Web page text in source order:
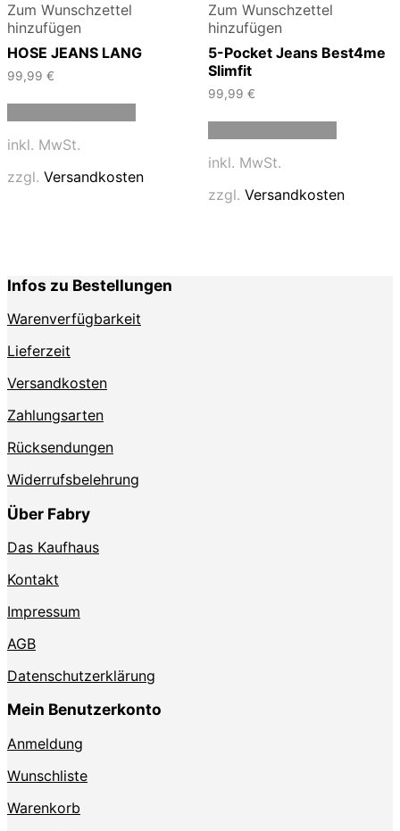
Zum Wunschzettel
hinzufügen
HOSE JEANS LANG
99,99 €
auf.
Produktseite
gewählt
werden
inkl. MwSt.
zzgl. Versandkosten
Zum Wunschzettel
hinzufügen
5-Pocket Jeans Best4me
Slimfit
99,99 €
auf.
inkl. MwSt.
zzgl. Versandkosten
Infos zu Bestellungen
Warenverfügbarkeit
Lieferzeit
Versandkosten
Zahlungsarten
Rücksendungen
Widerrufsbelehrung
Über Fabry
Das Kaufhaus
Kontakt
Impressum
AGB
Datenschutzerklärung
Mein Benutzerkonto
Anmeldung
Wunschliste
Warenkorb